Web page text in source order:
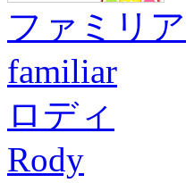
ファミリア
familiar
ロディ
Rody